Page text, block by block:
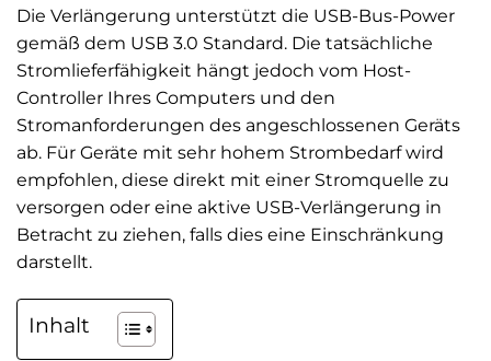
Die Verlängerung unterstützt die USB-Bus-Power
gemäß dem USB 3.0 Standard. Die tatsächliche
Stromlieferfähigkeit hängt jedoch vom Host-
Controller Ihres Computers und den
Stromanforderungen des angeschlossenen Geräts
ab. Für Geräte mit sehr hohem Strombedarf wird
empfohlen, diese direkt mit einer Stromquelle zu
versorgen oder eine aktive USB-Verlängerung in
Betracht zu ziehen, falls dies eine Einschränkung
darstellt.
Inhalt